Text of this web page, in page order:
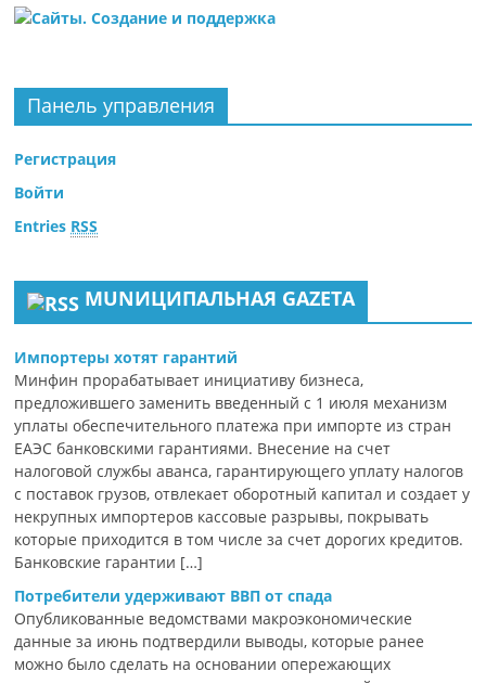
Панель управления
Регистрация
Войти
Entries RSS
MUNИЦИПАЛЬНАЯ GAZЕТА
Импортеры хотят гарантий
Минфин прорабатывает инициативу бизнеса,
предложившего заменить введенный с 1 июля механизм
уплаты обеспечительного платежа при импорте из стран
ЕАЭС банковскими гарантиями. Внесение на счет
налоговой службы аванса, гарантирующего уплату налогов
с поставок грузов, отвлекает оборотный капитал и создает у
некрупных импортеров кассовые разрывы, покрывать
которые приходится в том числе за счет дорогих кредитов.
Банковские гарантии […]
Потребители удерживают ВВП от спада
Опубликованные ведомствами макроэкономические
данные за июнь подтвердили выводы, которые ранее
можно было сделать на основании опережающих